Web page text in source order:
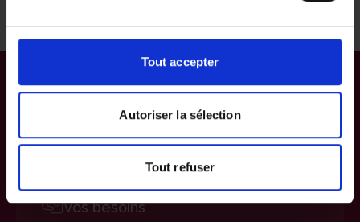
Tout accepter
Autoriser la sélection
Tout refuser
Notre Livreur-Veilleur est attentif à
vos besoins